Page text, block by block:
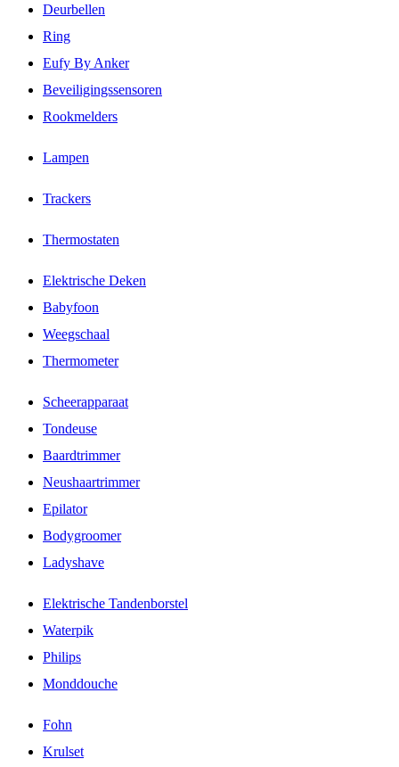
Deurbellen
Ring
Eufy By Anker
Beveiligingssensoren
Rookmelders
Lampen
Trackers
Thermostaten
Elektrische Deken
Babyfoon
Weegschaal
Thermometer
Scheerapparaat
Tondeuse
Baardtrimmer
Neushaartrimmer
Epilator
Bodygroomer
Ladyshave
Elektrische Tandenborstel
Waterpik
Philips
Monddouche
Fohn
Krulset